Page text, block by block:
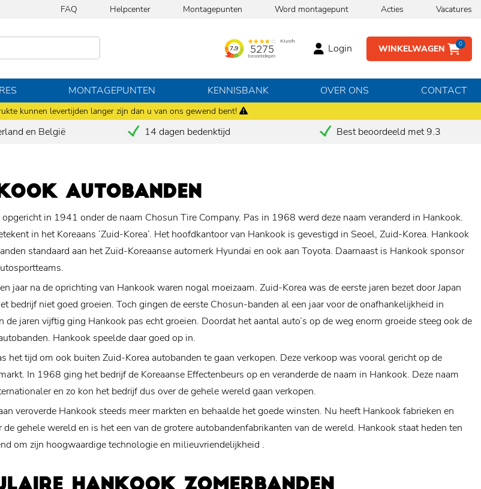
kunnen levertijden langer zijn dan u van ons gewend bent!
FAQ Helpcenter Montagepunten Word montagepunt Acties Vacatures
WINKELWAGEN 0
Login
MONTAGEPUNTEN KENNISBANK OVER ONS CONTACT
en België 14 dagen bedenktijd
Best beoordeeld met 9.3
AUTOBANDEN
in 1941 onder de naam Chosun Tire Company. Pas in 1968 werd deze naam veranderd in Hankook.
in het Koreaans ‘Zuid-Korea’. Het hoofdkantoor van Hankook is gevestigd in Seoel, Zuid-Korea. Hankook
standaard aan het Zuid-Koreaanse automerk Hyundai en ook aan Toyota. Daarnaast is Hankook sponsor
jaar na de oprichting van Hankook waren nogal moeizaam. Zuid-Korea was de eerste jaren bezet door Japan
bedrijf niet goed groeien. Toch gingen de eerste Chosun-banden al een jaar voor de onafhankelijkheid in
de jaren vijftig ging Hankook pas echt groeien. Doordat het aantal auto’s op de weg enorm groeide steeg ook de
Hankook speelde daar goed op in.
het tijd om ook buiten Zuid-Korea autobanden te gaan verkopen. Deze verkoop was vooral gericht op de
In 1968 ging het bedrijf de Koreaanse Effectenbeurs op en veranderde de naam in Hankook. Deze naam
en zo kon het bedrijf dus over de gehele wereld gaan verkopen.
veroverde Hankook steeds meer markten en behaalde het goede winsten. Nu heeft Hankook fabrieken en
gehele wereld en is het een van de grotere autobandenfabrikanten van de wereld. Hankook staat heden ten
om zijn hoogwaardige technologie en milieuvriendelijkheid .